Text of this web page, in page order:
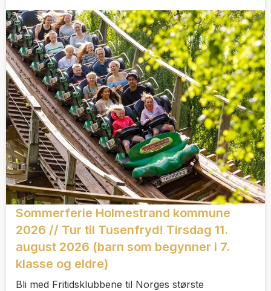
Sommerferie Holmestrand kommune
2026 // Tur til Tusenfryd! Tirsdag 11.
august 2026 (barn som begynner i 7.
klasse og eldre)
Bli med Fritidsklubbene til Norges største